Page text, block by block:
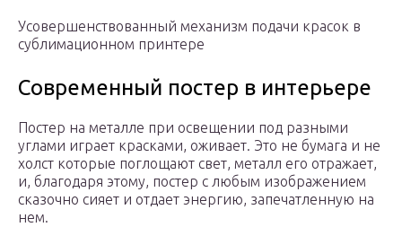
Усовершенствованный механизм подачи красок в
сублимационном принтере
Современный постер в интерьере
Постер на металле при освещении под разными
углами играет красками, оживает. Это не бумага и не
холст которые поглощают свет, металл его отражает,
и, благодаря этому, постер с любым изображением
сказочно сияет и отдает энергию, запечатленную на
нем.